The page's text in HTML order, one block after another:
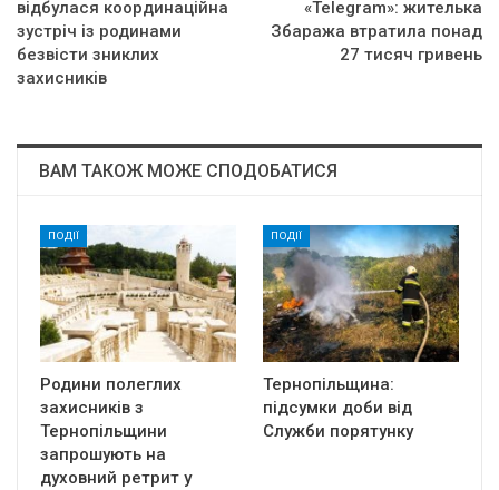
відбулася координаційна
зустріч із родинами
безвісти зниклих
захисників
«Telegram»: жителька
Збаража втратила понад
27 тисяч гривень
ВАМ ТАКОЖ МОЖЕ СПОДОБАТИСЯ
ПОДІЇ
Родини полеглих
захисників з
Тернопільщини
запрошують на
духовний ретрит у
ПОДІЇ
Тернопільщина:
підсумки доби від
Служби порятунку